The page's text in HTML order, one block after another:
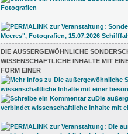
DIE AUSSERGEWÖHNLICHE
ISSENSCHAFTLICHE INHALTE MIT
ORM EINER